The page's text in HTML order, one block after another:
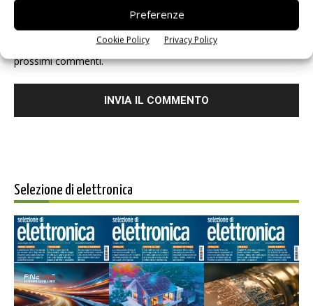
Preferenze
Cookie Policy Privacy Policy
Salva il mio nome, email e sito web in questo browser per i
prossimi commenti.
Selezione di elettronica